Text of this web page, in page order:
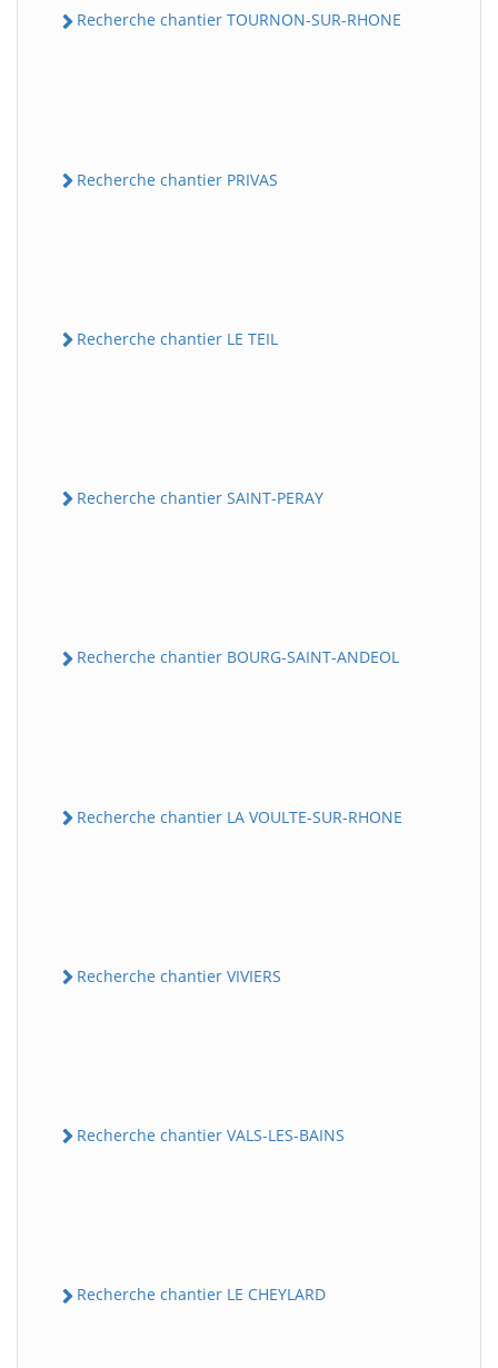
Recherche chantier TOURNON-SUR-RHONE
Recherche chantier PRIVAS
Recherche chantier LE TEIL
Recherche chantier SAINT-PERAY
Recherche chantier BOURG-SAINT-ANDEOL
Recherche chantier LA VOULTE-SUR-RHONE
Recherche chantier VIVIERS
Recherche chantier VALS-LES-BAINS
Recherche chantier LE CHEYLARD